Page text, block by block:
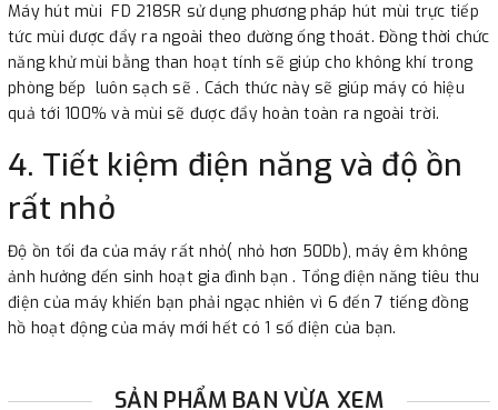
Máy hút mùi FD 218SR sử dụng phương pháp hút mùi trực tiếp
tức mùi được đẩy ra ngoài theo đường ống thoát. Đồng thời chức
năng khử mùi bằng than hoạt tính sẽ giúp cho không khí trong
phòng bếp luôn sạch sẽ . Cách thức này sẽ giúp máy có hiệu
quả tới 100% và mùi sẽ được đẩy hoàn toàn ra ngoài trời.
4. Tiết kiệm điện năng và độ ồn
rất nhỏ
Độ ồn tối đa của máy rất nhỏ( nhỏ hơn 50Db), máy êm không
ảnh hưởng đến sinh hoạt gia đình bạn . Tổng điện năng tiêu thu
điện của máy khiến bạn phải ngạc nhiên vì 6 đến 7 tiếng đồng
hồ hoạt động của máy mới hết có 1 số điện của bạn.
SẢN PHẨM BẠN VỪA XEM